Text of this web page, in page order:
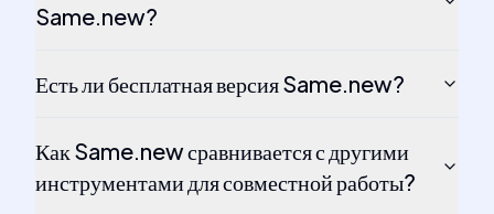
Same.new?
Есть ли бесплатная версия Same.new?
Как Same.new сравнивается с другими
инструментами для совместной работы?